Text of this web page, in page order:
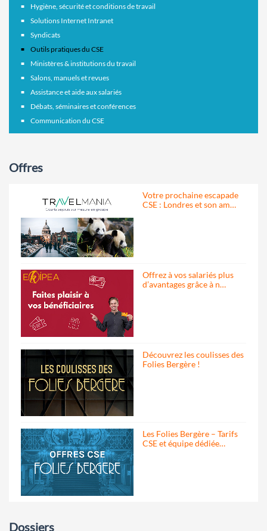
Hygiène, sécurité et conditions de travail
Solutions Internet Intranet
Syndicats
Outils pratiques du CSE
Ministères & institutions du travail
Salons, manuels et revues
Assistance et aide aux salariés
Débats, séminaires et conférences
Communication du CSE
Offres
Votre prochaine escapade
CSE : Londres et son am…
Offrez à vos salariés plus
d’avantages grâce à n…
Découvrez les coulisses des
Folies Bergère !
Les Folies Bergère – Tarifs
CSE et équipe dédiée…
Dossiers